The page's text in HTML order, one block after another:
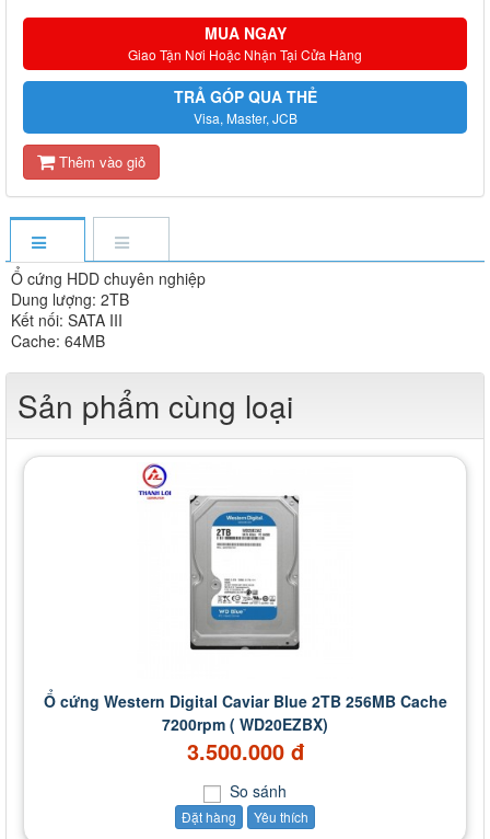
MUA NGAY
Giao Tận Nơi Hoặc Nhận Tại Cửa Hàng
TRẢ GÓP QUA THẺ
Visa, Master, JCB
Thêm vào giỏ
Ổ cứng HDD chuyên nghiệp
Dung lượng: 2TB
Kết nối: SATA III
Cache: 64MB
Sản phẩm cùng loại
Ổ cứng Western Digital Caviar Blue 2TB 256MB Cache
7200rpm ( WD20EZBX)
3.500.000 đ
So sánh
Đặt hàng Yêu thích